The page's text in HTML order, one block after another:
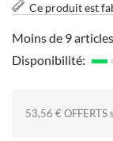
Ce produit est
Moins de 9
Disponibilité:
53,56 € OFFERTS